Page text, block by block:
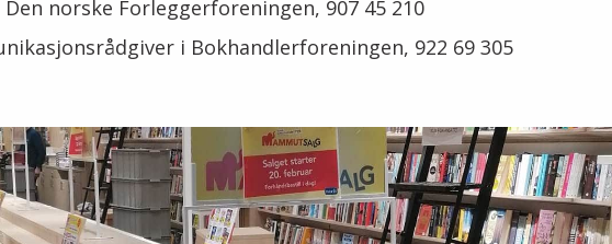
norske Forleggerforeningen, 907 45 210
i Bokhandlerforeningen, 922 69 305